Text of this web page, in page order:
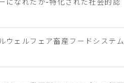
ウェルフェア畜産フードシステム